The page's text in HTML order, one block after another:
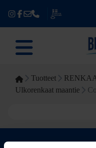
Tuotteet
Ulkorenkaat maantie